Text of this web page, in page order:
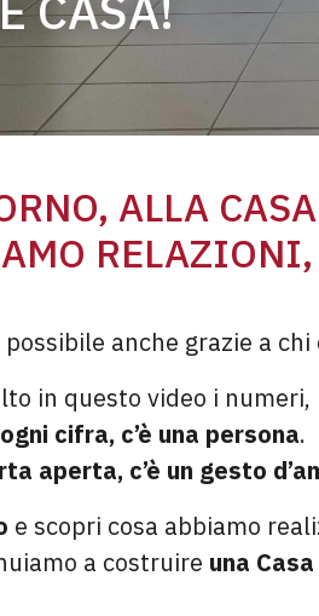
ALLA
anche grazie a
in questo video i
cifra, c’è una persona.
aperta, c’è un gesto
e scopri cosa abbiamo
a costruire una